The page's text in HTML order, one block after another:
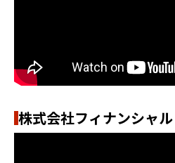
株式会社フィナンシャ